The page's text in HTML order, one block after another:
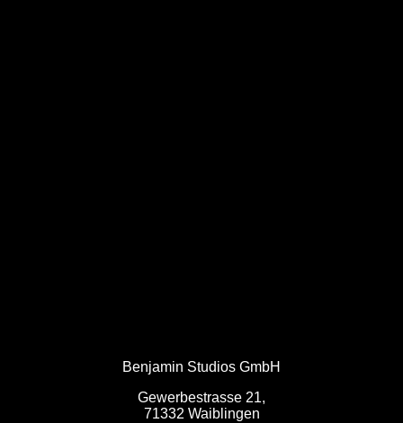
Benjamin Studios GmbH
Gewerbestrasse 21,
71332 Waiblingen